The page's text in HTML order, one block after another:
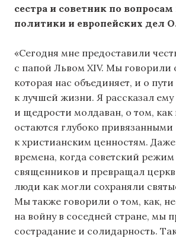
сестра и советник по
политики и европейских дел
«Сегодня мне предоставили
с папой Львом XIV. Мы говорили
которая нас объединяет, и о
к лучшей жизни. Я рассказал ему
и щедрости молдаван, о том,
остаются глубоко привязанными
к христианским ценностям.
времена, когда советский
священников и превращал
люди как могли сохраняли
Мы также говорили о том, как,
на войну в соседней стране, мы
сострадание и солидарность.